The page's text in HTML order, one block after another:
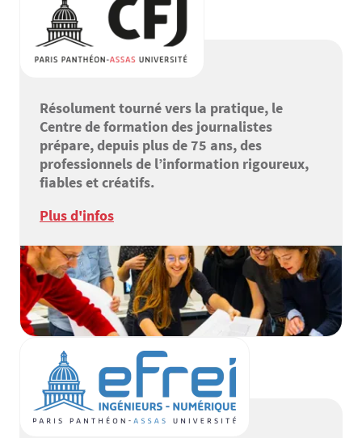
Résolument tourné vers la pratique, le
Centre de formation des journalistes
prépare, depuis plus de 75 ans, des
professionnels de l’information rigoureux,
fiables et créatifs.
Plus d'infos